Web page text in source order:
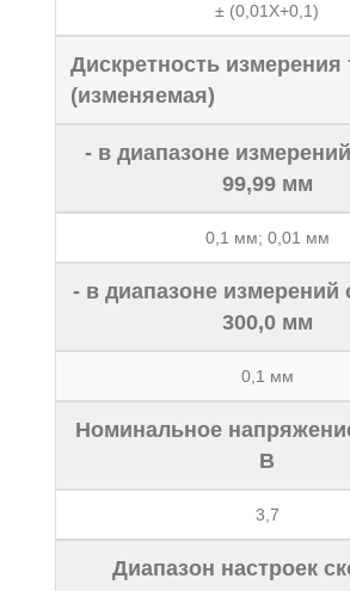
± (0,01Х+0,1)
Дискретность
(изменяемая)
- в диапазоне
99,99 мм
0,1 мм; 0,01 мм
- в диапазоне измерений
300,0 мм
0,1 мм
Номинальное
В
3,7
Диапазон настроек